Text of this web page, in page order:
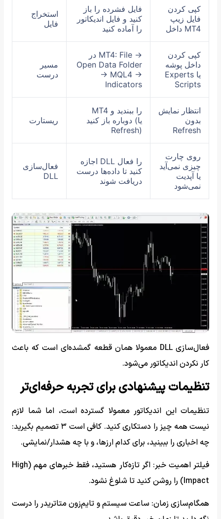
فایل
فایل فشرده را باز
کنید و فایل اندیکاتور
را آماده کنید
کپی کردن
فایل زیپ
داخل MT4
مسیر
درست
در MT4: File →
Open Data Folder
→ MQL4 →
Indicators
کپی کردن
داخل پوشه
Experts یا
Scripts
ریستارت
MT4 را ببندید و
دوباره باز کنید (یا
Refresh)
انتظار نمایش
بدون
Refresh
DLL
اجازه DLL را فعال
کنید تا داده‌ها درست
دریافت شوند
روی چارت
چیزی نمی‌آید
یا آپدیت
نمی‌شود
فعال‌سازی DLL معمولا همان قطعه گمشده‌ای است که باعث
کار نکردن اندیکاتور می‌شود.
تنظیمات پیشنهادی برای تجربه حرفه‌ای‌تر
تنظیمات این اندیکاتور معمولا گسترده است، اما شما لازم
نیست همه چیز را دستکاری کنید. کافی است ۳ تصمیم بگیرید:
چه اخباری را ببینید، برای کدام ارزها، و با چه هشدار/نمایشی.
فیلتر اهمیت خبر: اگر تازه‌کار هستید، فقط خبرهای مهم (High
Impact) را روشن کنید تا شلوغ نشود.
همگام‌سازی زمان: ساعت سیستم و تایم‌زون متاتریدر را درست